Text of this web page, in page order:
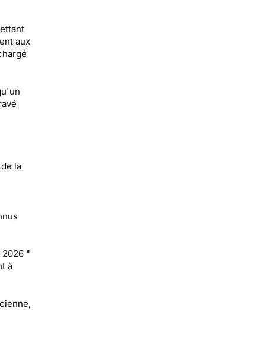
aux
la
2026 "
à